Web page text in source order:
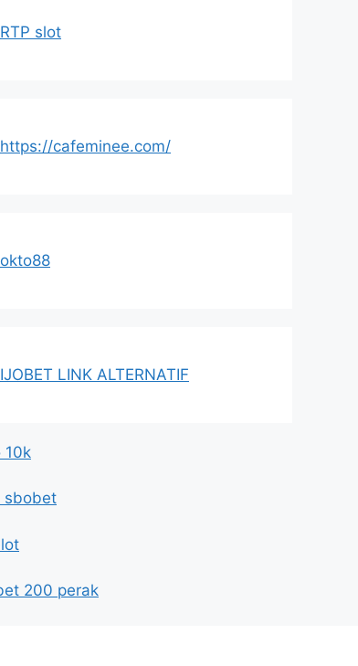
RTP slot
https://cafeminee.com/
okto88
IJOBET LINK ALTERNATIF
10k
sbobet
200 perak